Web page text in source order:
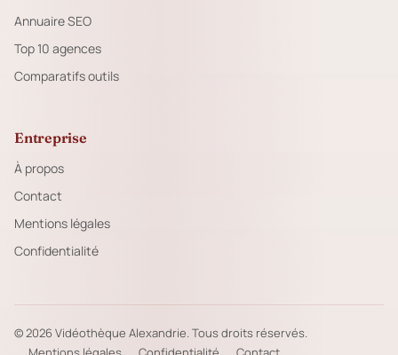
Annuaire SEO
Top 10 agences
Comparatifs outils
Entreprise
À propos
Contact
Mentions légales
Confidentialité
© 2026 Vidéothèque Alexandrie. Tous droits réservés.